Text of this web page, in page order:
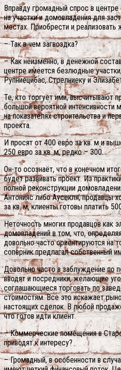
Вправду громадный спрос в
на участки и домовладения для
местах. Приобрести и реализовать
– Так в чем загвоздка?
– Как неизменно, в денежной
центре имеется безлюдные
Рупниецибас, Стрелниеку и
Те, кто торгует ими, высчитывают
большой вероятной интенсивности
на показателях строительства и
проекта.
И просят от 400 евро за кв. м и
250 евро за кв. м, редко – 300.
Он-то осознаёт, что в конечном
будет развивать проект. Из
полной реконструкции
Антонияс либо Аусекля, продавцы
за кв. м, клиенты готовы платить
Неточность многих продавцов как
домовладений в том, что,
довольно часто ориентируются на
соперник предлагал собственный
Довольно часто в заблуждение по
вводят и посредники, желающие
соглашающиеся торговать по
стоимостям. Все это искажает
настоящих сделок. В любой
что готов идти клиент.
– Коммерческие помещения в
приводят к интересу?
– Громадный, в особенности в